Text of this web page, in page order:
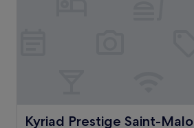
Kyriad Prestige Saint-Malo
Kyriad Prestige Saint-Malo